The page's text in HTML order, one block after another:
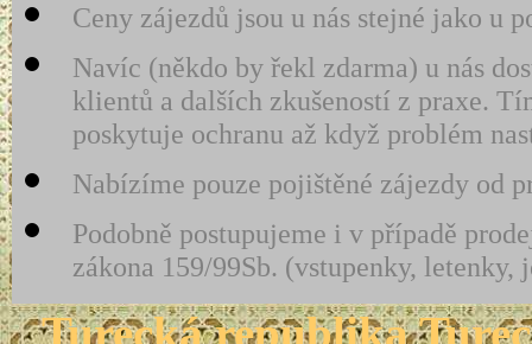
Ceny zájezdů jsou u nás stejné jako u
Navíc (někdo by řekl zdarma) u nás
klientů a dalších zkušeností z praxe.
poskytuje ochranu až když problém
Nabízíme pouze pojištěné zájezdy od
Podobně postupujeme i v případě
zákona 159/99Sb. (vstupenky,
Turecká republika